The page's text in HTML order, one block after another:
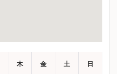
木 金 土 日